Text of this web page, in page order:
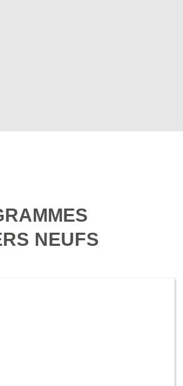
NEUFS